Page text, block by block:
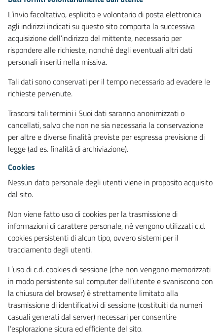
L’invio facoltativo, esplicito e volontario di posta elettronica
agli indirizzi indicati su questo sito comporta la successiva
acquisizione dell’indirizzo del mittente, necessario per
rispondere alle richieste, nonché degli eventuali altri dati
personali inseriti nella missiva.
Tali dati sono conservati per il tempo necessario ad evadere le
richieste pervenute.
Trascorsi tali termini i Suoi dati saranno anonimizzati o
cancellati, salvo che non ne sia necessaria la conservazione
per altre e diverse finalità previste per espressa previsione di
legge (ad es. finalità di archiviazione).
Cookies
Nessun dato personale degli utenti viene in proposito acquisito
dal sito.
Non viene fatto uso di cookies per la trasmissione di
informazioni di carattere personale, né vengono utilizzati c.d.
cookies persistenti di alcun tipo, ovvero sistemi per il
tracciamento degli utenti.
L’uso di c.d. cookies di sessione (che non vengono memorizzati
in modo persistente sul computer dell’utente e svaniscono con
la chiusura del browser) è strettamente limitato alla
trasmissione di identificativi di sessione (costituiti da numeri
casuali generati dal server) necessari per consentire
l’esplorazione sicura ed efficiente del sito.